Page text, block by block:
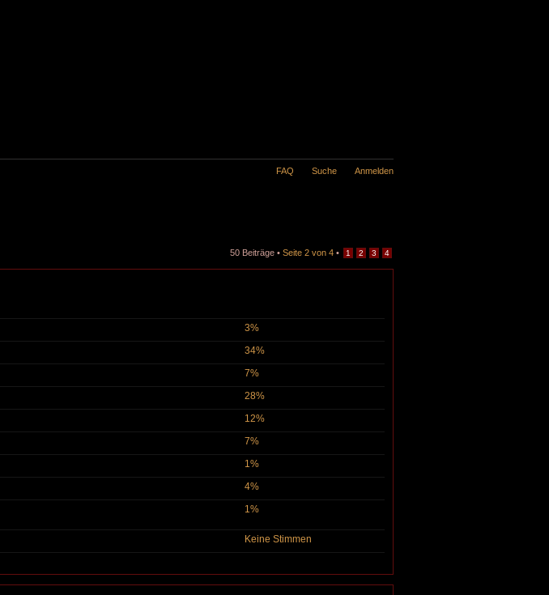
FAQ Suche Anmelden
50 Beiträge • Seite 2 von 4 • 1 2 3 4
3%
34%
7%
28%
12%
7%
1%
4%
1%
Keine Stimmen